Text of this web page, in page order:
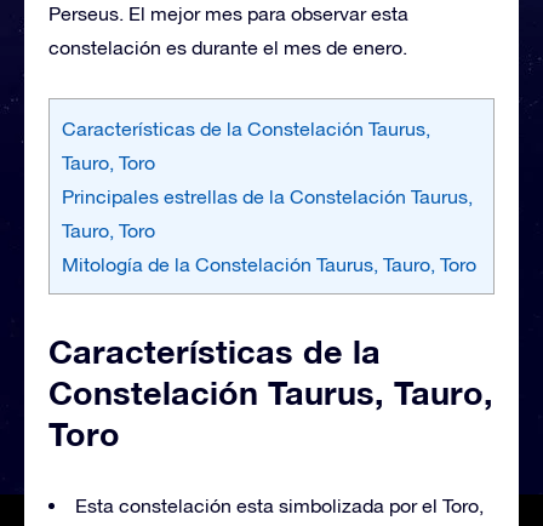
Perseus. El mejor mes para observar esta
constelación es durante el mes de enero.
Características de la Constelación Taurus,
Tauro, Toro
Principales estrellas de la Constelación Taurus,
Tauro, Toro
Mitología de la Constelación Taurus, Tauro, Toro
Características de la
Constelación Taurus, Tauro,
Toro
Esta constelación esta simbolizada por el Toro,